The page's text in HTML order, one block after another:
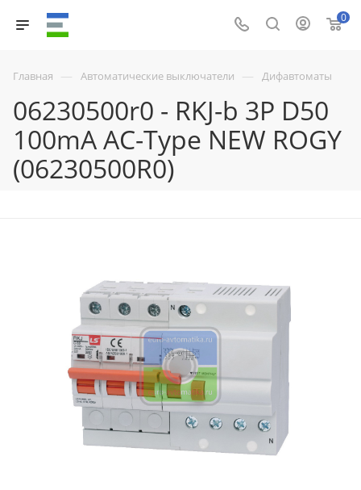
0
Главная — Автоматические выключатели — Дифавтоматы
06230500r0 - RKJ-b 3P D50
100mA AC-Type NEW ROGY
(06230500R0)